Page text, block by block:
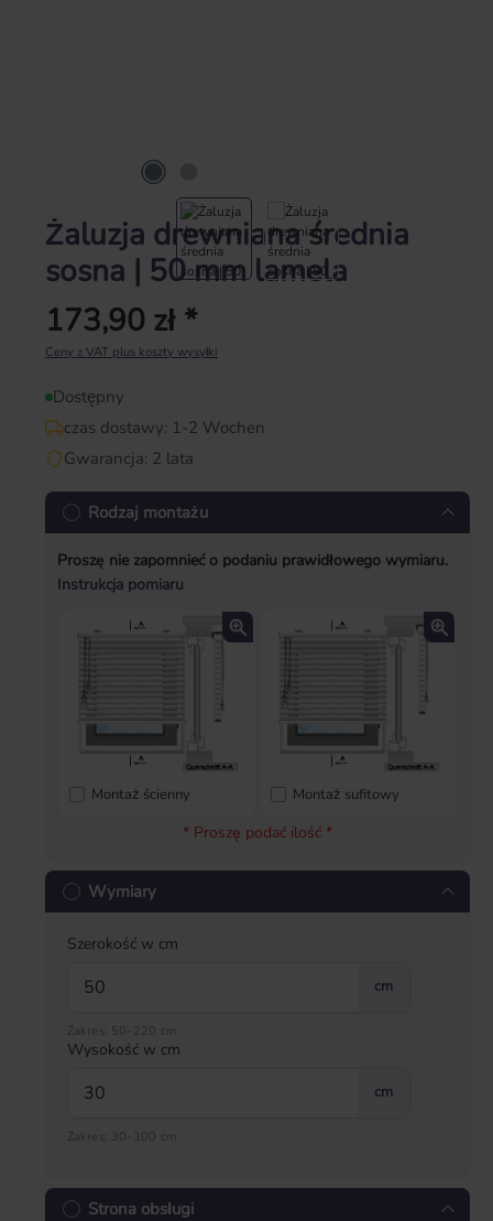
Żaluzja drewniana średnia
sosna | 50 mm lamela
Cena regularna:
173,90 zł *
Ceny z VAT plus koszty wysyłki
Dostępny
czas dostawy: 1-2 Wochen
Gwarancja: 2 lata
Rodzaj montażu
Proszę nie zapomnieć o podaniu prawidłowego wymiaru.
Instrukcja pomiaru
Montaż ścienny Montaż sufitowy
* Proszę podać ilość *
Wymiary
Szerokość w cm
cm
Zakres: 50–220 cm
Wysokość w cm
cm
Zakres: 30–300 cm
Strona obsługi